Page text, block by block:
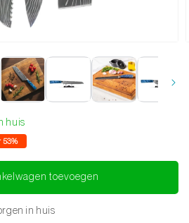
huis
53%
toevoegen
in huis